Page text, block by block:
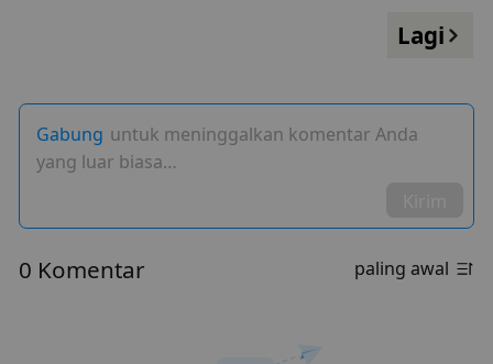
Lagi
Gabung untuk meninggalkan komentar Anda
yang luar biasa…
0 Komentar paling awal